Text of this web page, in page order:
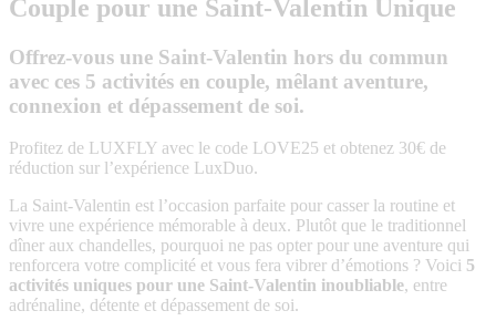
Couple pour une Saint-Valentin Unique
Offrez-vous une Saint-Valentin hors du commun
avec ces 5 activités en couple, mêlant aventure,
connexion et dépassement de soi.
Profitez de LUXFLY avec le code LOVE25 et obtenez 30€ de
réduction sur l’expérience LuxDuo.
La Saint-Valentin est l’occasion parfaite pour casser la routine et
vivre une expérience mémorable à deux. Plutôt que le traditionnel
dîner aux chandelles, pourquoi ne pas opter pour une aventure qui
renforcera votre complicité et vous fera vibrer d’émotions ? Voici 5
activités uniques pour une Saint-Valentin inoubliable, entre
adrénaline, détente et dépassement de soi.